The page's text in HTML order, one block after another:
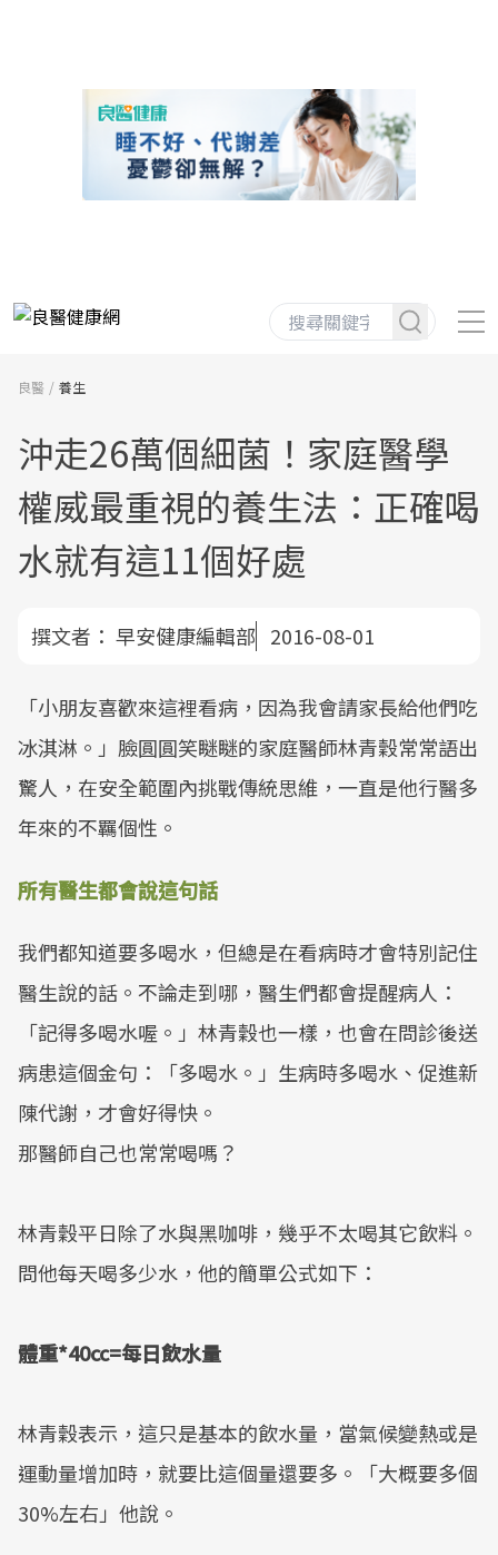
良醫 養生
沖走26萬個細菌！家庭醫學
權威最重視的養生法：正確喝
水就有這11個好處
撰文者： 早安健康編輯部 2016-08-01
「小朋友喜歡來這裡看病，因為我會請家長給他們吃
冰淇淋。」臉圓圓笑瞇瞇的家庭醫師林青穀常常語出
驚人，在安全範圍內挑戰傳統思維，一直是他行醫多
年來的不羈個性。
所有醫生都會說這句話
我們都知道要多喝水，但總是在看病時才會特別記住
醫生說的話。不論走到哪，醫生們都會提醒病人：
「記得多喝水喔。」林青穀也一樣，也會在問診後送
病患這個金句：「多喝水。」生病時多喝水、促進新
陳代謝，才會好得快。
那醫師自己也常常喝嗎？
林青穀平日除了水與黑咖啡，幾乎不太喝其它飲料。
問他每天喝多少水，他的簡單公式如下：
體重*40cc=每日飲水量
林青穀表示，這只是基本的飲水量，當氣候變熱或是
運動量增加時，就要比這個量還要多。「大概要多個
30%左右」他說。